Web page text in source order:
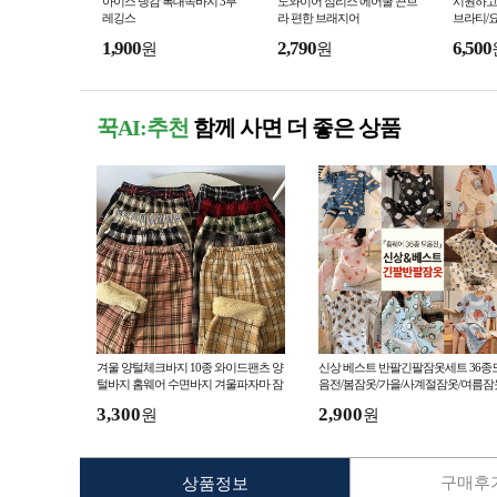
레깅스
1,900원
라 편한 브래지어
2,790원
브라티/
6,500
꾹AI:추천 함께 사면 더 좋은 상품
겨울 양털체크바지 10종 와이드팬츠 양
털바지 홈웨어 수면바지 겨울파자마 잠
3,300원
신상 베스트 반팔긴팔잠옷세트 36종
음전/봄잠옷/가을/사계절잠옷/여름잠
2,900원
상품정보 구매후